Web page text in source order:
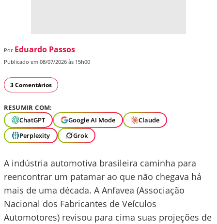
Por Eduardo Passos
Publicado em 08/07/2026 às 15h00
3 Comentários
RESUMIR COM:
ChatGPT
Google AI Mode
Claude
Perplexity
Grok
A indústria automotiva brasileira caminha para
reencontrar um patamar ao que não chegava há
mais de uma década. A Anfavea (Associação
Nacional dos Fabricantes de Veículos
Automotores) revisou para cima suas projeções de